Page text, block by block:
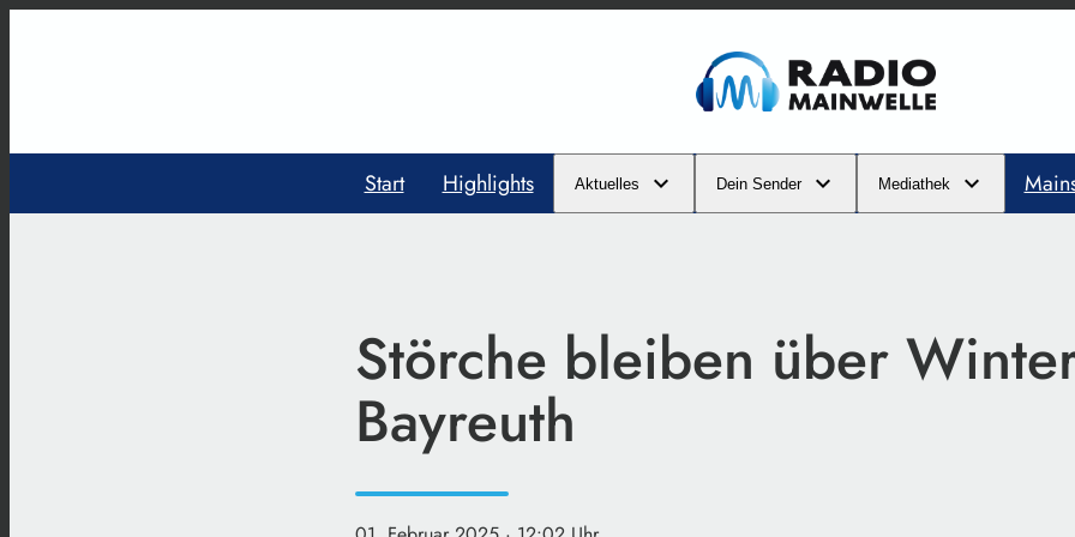
Start Highlights Aktuelles Dein Sender Mediathek
Störche bleiben über
Bayreuth